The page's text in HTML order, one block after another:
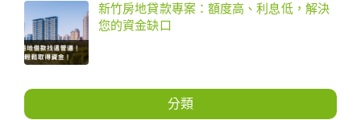
新竹房地貸款專案：額度高、利息低，解決
您的資金缺口
分類